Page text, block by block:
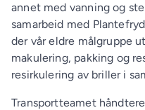
annet med vanning og
samarbeid med
der vår eldre målgruppe
makulering, pakking og
resirkulering av briller i
Transportteamet